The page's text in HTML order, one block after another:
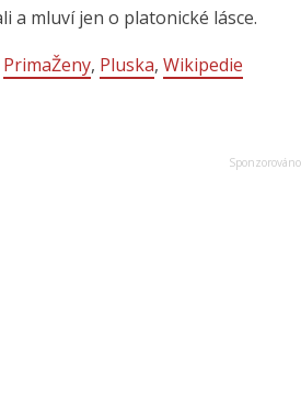
a mluví jen o platonické lásce.
PrimaŽeny, Pluska, Wikipedie